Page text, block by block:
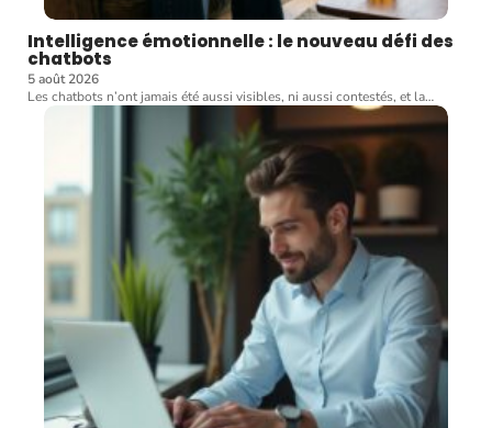
Intelligence émotionnelle : le nouveau défi des
chatbots
5 août 2026
Les chatbots n’ont jamais été aussi visibles, ni aussi contestés, et la…